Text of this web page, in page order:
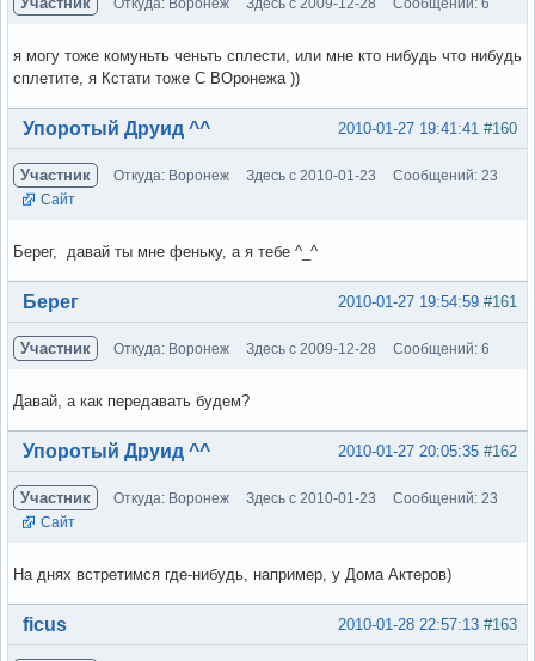
я могу тоже комуньть ченьть сплести, или мне кто нибудь что нибудь
сплетите, я Кстати тоже С ВОронежа ))
Вне форума #160
2010-01-27 19:41:41
Упоротый Друид ^^
Участник Откуда: Воронеж Здесь с 2010-01-23
Сообщений: 23
Сайт
Берег, давай ты мне феньку, а я тебе ^_^
Вне форума #161
2010-01-27 19:54:59
Берег
Участник Откуда: Воронеж Здесь с 2009-12-28 Сообщений: 6
Давай, а как передавать будем?
Вне форума #162
2010-01-27 20:05:35
Упоротый Друид ^^
Участник Откуда: Воронеж Здесь с 2010-01-23
Сообщений: 23
Сайт
На днях встретимся где-нибудь, например, у Дома Актеров)
Вне форума #163
2010-01-28 22:57:13
ficus